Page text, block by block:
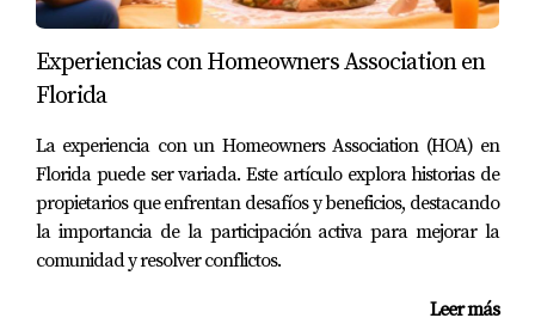
condiciones hipotecarias.
¿Qué gastos adicionales debo considerar al
invertir?
No olvides incluir impuestos, mantenimiento y seguros
dentro del cálculo total de tus inversiones inmobiliarias.
Como experta en inversiones inmobiliarias con enfoque
contable, estoy aquí para ayudarte a tomar la mejor
Experiencias con Homeowners Association en
Florida
La experiencia con un Homeowners Association (HOA) en
Florida puede ser variada. Este artículo explora historias de
propietarios que enfrentan desafíos y beneficios, destacando
la importancia de la participación activa para mejorar la
comunidad y resolver conflictos.
Leer más